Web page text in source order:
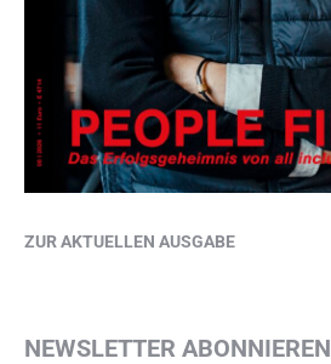
ZUR AKTUELLEN AUSGABE
NEWSLETTER ABONNIEREN